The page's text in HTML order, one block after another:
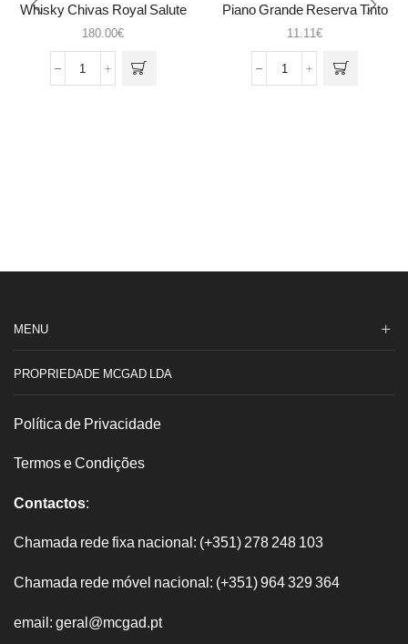
Whisky Chivas Royal Salute
180.00€
Quantidade
Piano Grande Reserva Tinto
0.75
11.11€
Quantidade
MENU
PROPRIEDADE MCGAD LDA
Política de Privacidade
Termos e Condições
Contactos:
Chamada rede fixa nacional: (+351) 278 248 103
Chamada rede móvel nacional: (+351) 964 329 364
email: geral@mcgad.pt